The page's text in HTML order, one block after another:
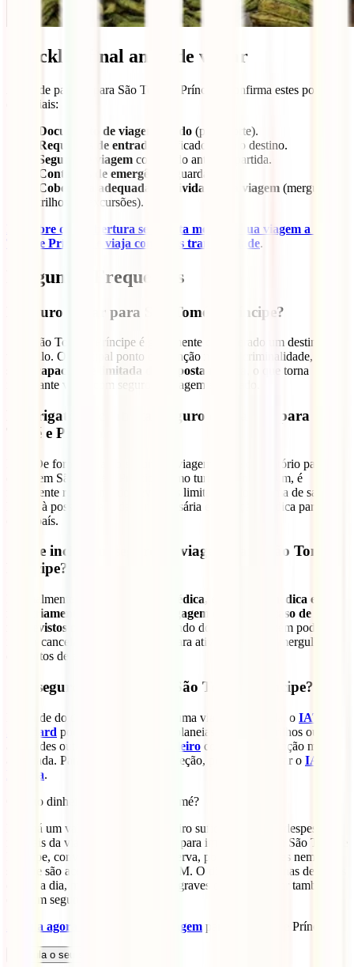
Checklist final antes de viajar
Antes de partires para São Tomé e Príncipe, confirma estes pontos
essenciais:
Documento de viagem válido (passaporte).
Requisitos de entrada
verificados para o destino.
Seguro de viagem contratado antes da partida.
Contactos de emergência
guardados.
Cobertura adequada às atividades da viagem (mergulho,
trilhos ou excursões).
Descobre que cobertura se adapta melhor à tua viagem a São
Tomé e Príncipe e viaja com mais tranquilidade.
Perguntas Frequentes
É seguro viajar para São Tomé e Príncipe?
Sim, São Tomé e Príncipe é geralmente considerado um destino
tranquilo. O principal ponto de atenção não é a criminalidade, mas
capacidade limitada de resposta médica
, o que torna
importante viajar com seguro de viagem adequado.
É obrigatório contratar seguro de viagem para São
Tomé e Príncipe?
Não. De forma geral, o seguro de viagem não é obrigatório para
entrar em São Tomé e Príncipe como turista. Ainda assim, é
fortemente recomendado devido às limitações do sistema de saúde
local e à possibilidade de ser necessária evacuação médica para
outro país.
O que inclui um seguro de viagem para São Tomé e
Príncipe?
Normalmente inclui
assistência médica, evacuação médica e
repatriamento, cobertura de bagagem e apoio em caso de
imprevistos na viagem
. Dependendo do seguro, também pode
incluir cancelamento e cobertura para atividades como mergulho ou
desportos de aventura.
Que seguro escolher para São Tomé e Príncipe?
Depende do tipo de viagem. Para uma viagem tranquila, o IATI
Standard pode ser suficiente. Se planeias mergulho, trilhos ou
atividades outdoor, o
IATI Mochileiro costuma ser a opção mais
adequada. Para maior nível de proteção, podes considerar o IATI
Estrela.
Quanto dinheiro levar para São Tomé?
Não há um valor único: leva dinheiro suficiente para as despesas
normais da viagem e uma margem para imprevistos. Em São Tomé e
Príncipe, convém reforçar essa reserva, porque os cartões nem
sempre são aceites e há poucos ATM. O dinheiro ajuda nas despesas
do dia a dia, mas para imprevistos graves o ideal é contar também
com um seguro de viagem.
Simula agora o teu seguro de viagem para São Tomé e Príncipe.
Calcula o seu seguro